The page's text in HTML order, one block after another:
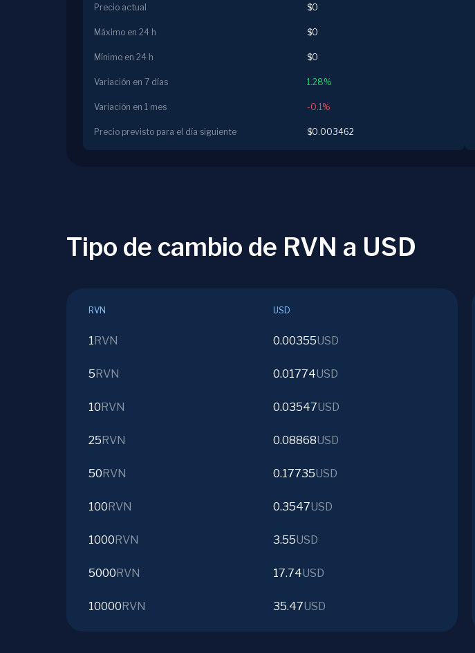
Precio actual $0
Máximo en 24 h $0
Mínimo en 24 h $0
Variación en 7 días 1.28%
Variación en 1 mes -0.1%
Precio previsto para el día siguiente $0.003462
Tipo de cambio de RVN a USD
RVN USD
1RVN 0.00355USD
5RVN 0.01774USD
10RVN 0.03547USD
25RVN 0.08868USD
50RVN 0.17735USD
100RVN 0.3547USD
1000RVN 3.55USD
5000RVN 17.74USD
10000RVN 35.47USD